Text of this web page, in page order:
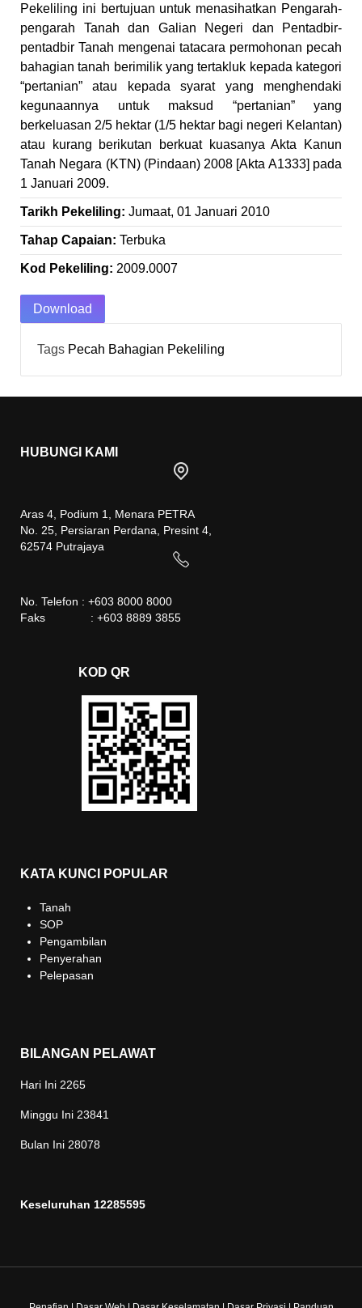
Pekeliling ini bertujuan untuk menasihatkan Pengarah-
pengarah Tanah dan Galian Negeri dan Pentadbir-
pentadbir Tanah mengenai tatacara permohonan pecah
bahagian tanah berimilik yang tertakluk kepada kategori
“pertanian” atau kepada syarat yang menghendaki
kegunaannya untuk maksud “pertanian” yang
berkeluasan 2/5 hektar (1/5 hektar bagi negeri Kelantan)
atau kurang berikutan berkuat kuasanya Akta Kanun
Tanah Negara (KTN) (Pindaan) 2008 [Akta A1333] pada
1 Januari 2009.
Tarikh Pekeliling: Jumaat, 01 Januari 2010
Tahap Capaian: Terbuka
Kod Pekeliling: 2009.0007
Download
Tags Pecah Bahagian Pekeliling
HUBUNGI KAMI
Aras 4, Podium 1, Menara PETRA
No. 25, Persiaran Perdana, Presint 4,
62574 Putrajaya
No. Telefon : +603 8000 8000
Faks : +603 8889 3855
KOD QR
KATA KUNCI POPULAR
Tanah
SOP
Pengambilan
Penyerahan
Pelepasan
BILANGAN PELAWAT
Hari Ini 2265
Minggu Ini 23841
Bulan Ini 28078
Keseluruhan 12285595